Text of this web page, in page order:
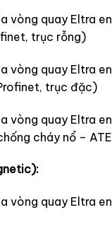
vòng quay Eltra
trục rỗng)
vòng quay Eltra
trục đặc)
vòng quay Eltra
cháy nổ –
vòng quay Eltra